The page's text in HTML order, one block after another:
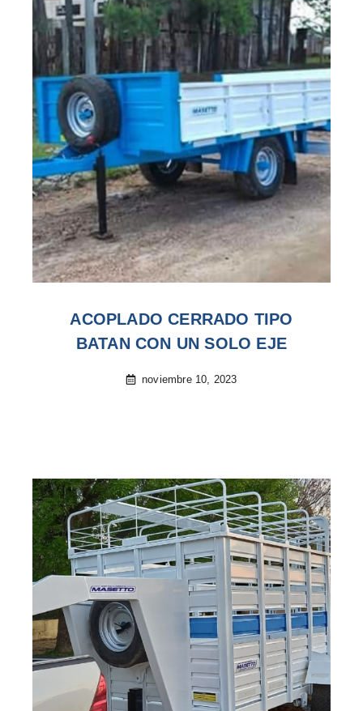
ACOPLADO CERRADO TIPO
BATAN CON UN SOLO EJE
noviembre 10, 2023